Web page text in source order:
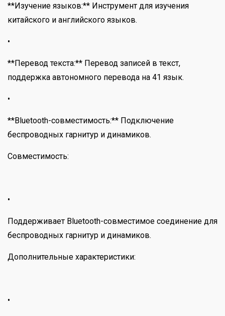
**Изучение языков:** Инструмент для изучения
китайского и английского языков.
•
**Перевод текста:** Перевод записей в текст,
поддержка автономного перевода на 41 язык.
•
**Bluetooth-совместимость:** Подключение
беспроводных гарнитур и динамиков.
Совместимость:
•
Поддерживает Bluetooth-совместимое соединение для
беспроводных гарнитур и динамиков.
Дополнительные характеристики:
•